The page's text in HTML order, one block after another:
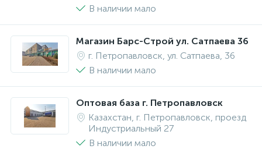
В наличии мало
Магазин Барс-Строй ул. Сатпаева 36
г. Петропавловск, ул. Сатпаева, 36
В наличии мало
Оптовая база г. Петропавловск
Казахстан, г. Петропавловск, проезд
Индустриальный 27
В наличии мало